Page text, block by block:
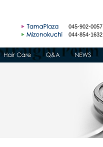
045-902-0057
044-854-1632